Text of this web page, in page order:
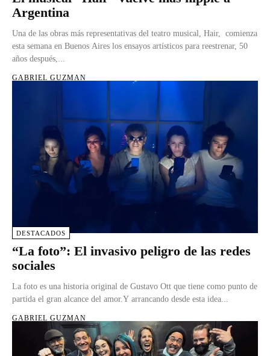
Argentina
Una de las obras más representativas del teatro musical, Hair, comienza
esta semana en Buenos Aires los ensayos artísticos para reestrenar, 50
años después,...
GABRIEL GUZMAN
DESTACADOS
“La foto”: El invasivo peligro de las redes
sociales
La foto es una historia original de Gustavo Ott que tiene como punto de
partida el gran alcance del amor.Y arrancando desde esta idea...
GABRIEL GUZMAN